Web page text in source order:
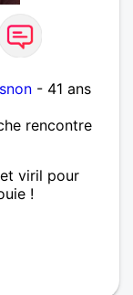
- 41 ans
rencontre
viril pour
!